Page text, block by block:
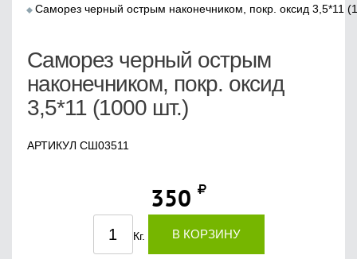
Саморез черный острым наконечником, покр. оксид 3,5*11
Саморез черный острым
наконечником, покр. оксид
3,5*11 (1000 шт.)
АРТИКУЛ CШ03511
350
Кг. В КОРЗИНУ